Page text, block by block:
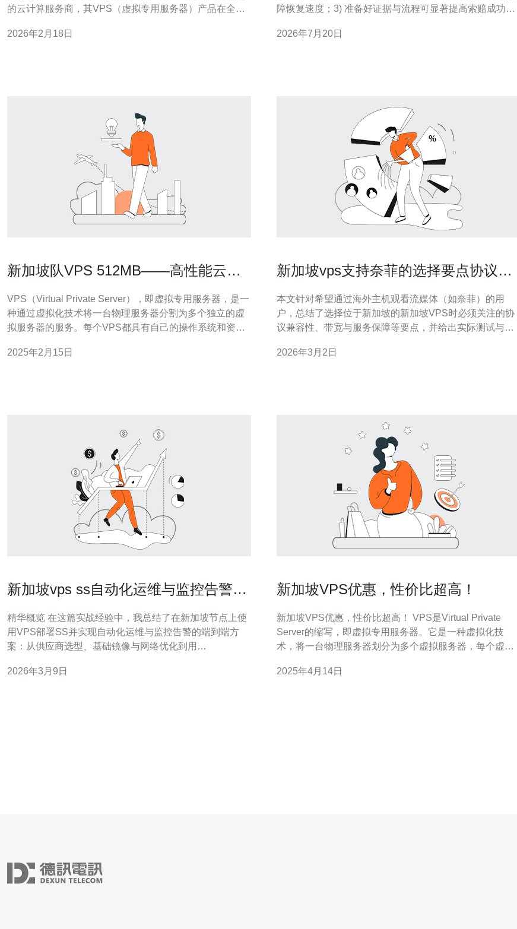
的云计算服务商，其VPS（虚拟专用服务器）产品在全球
在新加坡的性能及使用体验，帮助您更好地了解这一产
2026年2月18日
障恢复速度；3) 准备好证据与流程可显著提高索赔成功
A. 工单（最常用，便于留存记录）；B. 实时聊天（响应
2026年7月20日
新加坡队VPS 512MB——高性能云服
VPS（Virtual Private Server），即虚拟专用服务器，是一
种通过虚拟化技术将一台物理服务器分割为多个独立的虚
拟服务器的服务。每个VPS都具有自己的操作系统和资
性，是现代互联网应用中常用的服务器选择。 新加坡队
2025年2月15日
新加坡vps支持奈菲的选择要点协议兼
本文针对希望通过海外主机观看流媒体（如奈菲）的用
户，总结了选择位于新加坡的新加坡VPS时必须关注的协
议兼容性、带宽与服务保障等要点，并给出实际测试与配
度。 应该从哪些方面判断协议兼容？ 判断服务器是否支持
2026年3月2日
新加坡vps ss自动化运维与监控告警配
精华概览 在这篇实战经验中，我总结了在新加坡节点上使
用VPS部署SS并实现自动化运维与监控告警的端到端方
案：从供应商选型、基础镜像与网络优化到用
Grafana进行性能监控和用Alertmanager配置多渠道告警。
2026年3月9日
新加坡VPS优惠，性价比超高！
新加坡VPS优惠，性价比超高！ VPS是Virtual Private
Server的缩写，即虚拟专用服务器。它是一种虚拟化技
术，将一台物理服务器划分为多个虚拟服务器，每个虚拟
业的需求。 新加坡作为一个国际化的城市，拥有先进的信
2025年4月14日